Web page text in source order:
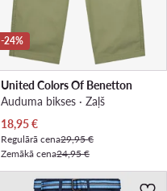
-24%
United Colors Of Benetton
Auduma bikses · Zaļš
Pašreizējā cena
18,95€
Regulārā cena29,95 €
Zemākā cena24,95 €